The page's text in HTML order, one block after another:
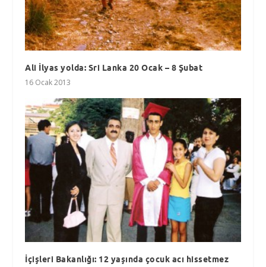
Ali İlyas yolda: Sri Lanka 20 Ocak – 8 Şubat
16 Ocak 2013
İçişleri Bakanlığı: 12 yaşında çocuk acı hissetmez